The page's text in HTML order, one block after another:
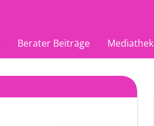
Berater Beiträge Mediathek